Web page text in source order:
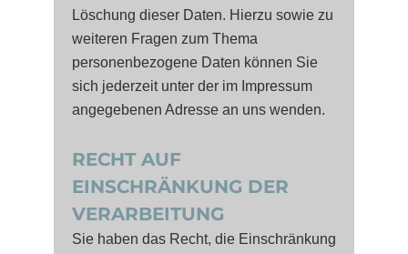
Löschung dieser Daten. Hierzu sowie zu
weiteren Fragen zum Thema
personenbezogene Daten können Sie
sich jederzeit unter der im Impressum
angegebenen Adresse an uns wenden.
RECHT AUF
EINSCHRÄNKUNG DER
VERARBEITUNG
Sie haben das Recht, die Einschränkung